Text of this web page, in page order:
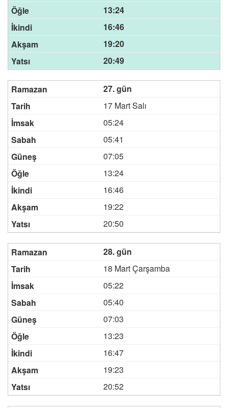
13:24
16:46
19:20
20:49
27. gün
17 Mart Salı
05:24
05:41
07:05
13:24
16:46
19:22
20:50
28. gün
18 Mart Çarşamba
05:22
05:40
07:03
13:23
16:47
19:23
20:52